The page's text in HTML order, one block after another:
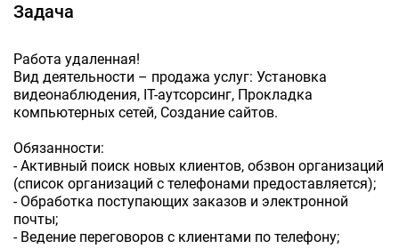
Задача
Работа удаленная!
Вид деятельности – продажа услуг: Установка
видеонаблюдения, IT-аутсорсинг, Прокладка
компьютерных сетей, Создание сайтов.
Обязанности:
- Активный поиск новых клиентов, обзвон организаций
(список организаций с телефонами предоставляется);
- Обработка поступающих заказов и электронной
почты;
- Ведение переговоров с клиентами по телефону;